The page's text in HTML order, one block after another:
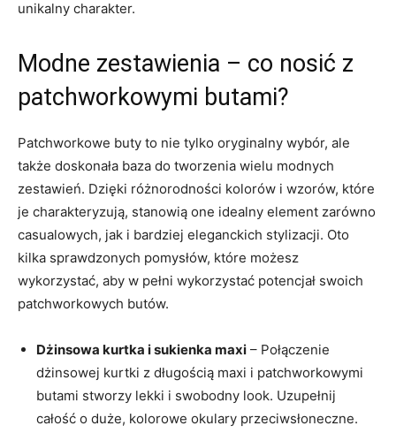
unikalny charakter.
Modne zestawienia – co nosić z
patchworkowymi butami?
Patchworkowe buty to nie tylko oryginalny wybór, ale
także doskonała baza do tworzenia wielu modnych
zestawień. Dzięki różnorodności kolorów i wzorów, które
je charakteryzują, stanowią one idealny element zarówno
casualowych, jak i bardziej eleganckich stylizacji. Oto
kilka sprawdzonych pomysłów, które możesz
wykorzystać, aby w pełni wykorzystać potencjał swoich
patchworkowych butów.
Dżinsowa kurtka i sukienka maxi – Połączenie
dżinsowej kurtki z długością maxi i patchworkowymi
butami stworzy lekki i swobodny look. Uzupełnij
całość o duże, kolorowe okulary przeciwsłoneczne.